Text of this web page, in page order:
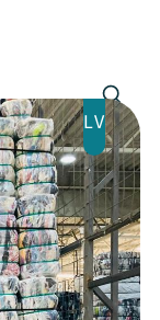
LV